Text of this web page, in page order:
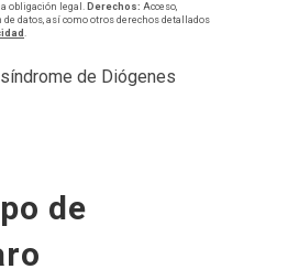
obligación legal. Derechos: Acceso,
datos, así como otros derechos detallados
.
de